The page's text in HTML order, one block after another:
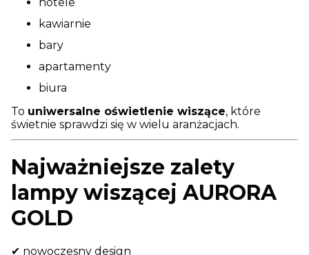
kawiarnie
bary
apartamenty
biura
To uniwersalne oświetlenie wiszące, które
świetnie sprawdzi się w wielu aranżacjach.
Najważniejsze zalety
lampy wiszącej AURORA
GOLD
✔ nowoczesny design